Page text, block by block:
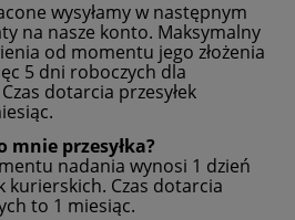
wysyłamy w następnym
na nasze konto. Maksymalny
od momentu jego złożenia
5 dni roboczych dla
dotarcia przesyłek
mnie przesyłka?
nadania wynosi 1 dzień
kurierskich. Czas dotarcia
to 1 miesiąc.